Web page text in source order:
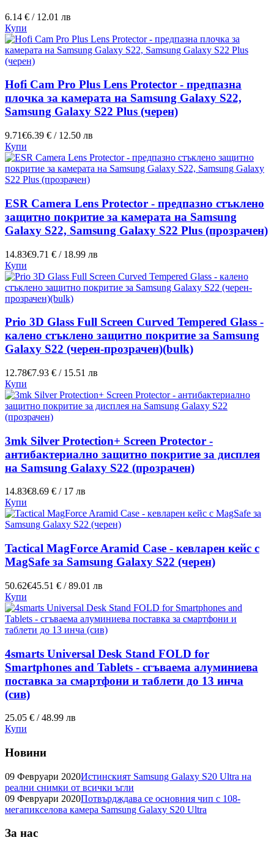
6.14 € / 12.01 лв
Купи
Hofi Cam Pro Plus Lens Protector - предпазна
плочка за камерата на Samsung Galaxy S22,
Samsung Galaxy S22 Plus (черен)
9.71€6.39 € / 12.50 лв
Купи
ESR Camera Lens Protector - предпазнo стъклено
защитно покритие за камерата на Samsung
Galaxy S22, Samsung Galaxy S22 Plus (прозрачен)
14.83€9.71 € / 18.99 лв
Купи
Prio 3D Glass Full Screen Curved Tempered Glass -
калено стъклено защитно покритие за Samsung
Galaxy S22 (черен-прозрачен)(bulk)
12.78€7.93 € / 15.51 лв
Купи
3mk Silver Protection+ Screen Protector -
антибактериално защитно покритие за дисплея
на Samsung Galaxy S22 (прозрачен)
14.83€8.69 € / 17 лв
Купи
Tactical MagForce Aramid Case - кевларен кейс с
MagSafe за Samsung Galaxy S22 (черен)
50.62€45.51 € / 89.01 лв
Купи
4smarts Universal Desk Stand FOLD for
Smartphones and Tablets - сгъваема алуминиева
поставка за смартфони и таблети до 13 инча
(сив)
25.05 € / 48.99 лв
Купи
Новини
09 Февруари 2020Истинският Samsung Galaxy S20 Ultra на
реални снимки от всички ъгли
09 Февруари 2020Потвърдждава се основния чип с 108-
мегапикселова камера Samsung Galaxy S20 Ultra
За нас